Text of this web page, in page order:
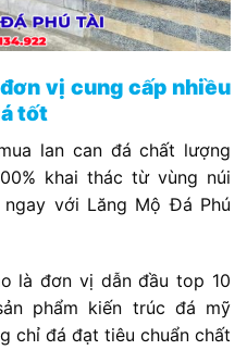
vị cung cấp nhiều
tốt
lan can đá chất lượng
khai thác từ vùng núi
với Lăng Mộ Đá Phú
là đơn vị dẫn đầu top 10
phẩm kiến trúc đá mỹ
chỉ đá đạt tiêu chuẩn chất